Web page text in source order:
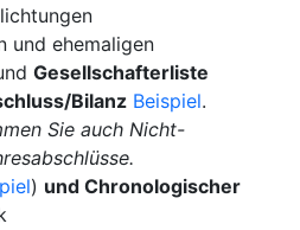
und ehemaligen
Gesellschafterliste
Bilanz Beispiel.
Sie auch Nicht-
) und Chronologischer